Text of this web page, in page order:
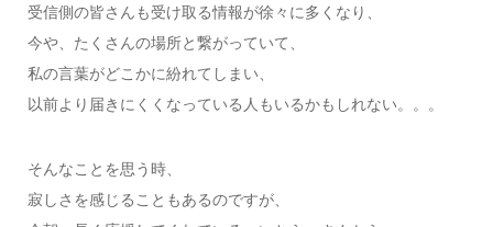
受信側の皆さんも受け取る情報が徐々に多くなり、
今や、たくさんの場所と繋がっていて、
私の言葉がどこかに紛れてしまい、
以前より届きにくくなっている人もいるかもしれない。。。
そんなことを思う時、
寂しさを感じることもあるのですが、